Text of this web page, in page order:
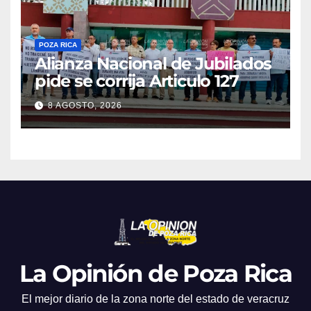
POZA RICA
Alianza Nacional de Jubilados
pide se corrija Articulo 127
8 AGOSTO, 2026
La Opinión de Poza Rica
El mejor diario de la zona norte del estado de veracruz